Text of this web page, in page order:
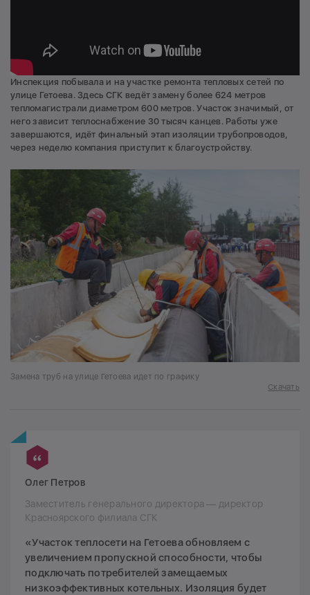
Инспекция побывала и на участке ремонта тепловых сетей по
улице Гетоева. Здесь СГК ведёт замену более 624 метров
тепломагистрали диаметром 600 метров. Участок значимый, от
него зависит теплоснабжение 30 тысяч канцев. Работы уже
завершаются, идёт финальный этап изоляции трубопроводов,
через неделю компания приступит к благоустройству.
Замена труб на улице Гетоева идет по графику
Скачать
Олег Петров
Заместитель генерального директора — директор
Красноярского филиала СГК
«Участок теплосети на Гетоева обновляем с
увеличением пропускной способности, чтобы
подключать потребителей замещаемых
низкоэффективных котельных. Изоляция будет